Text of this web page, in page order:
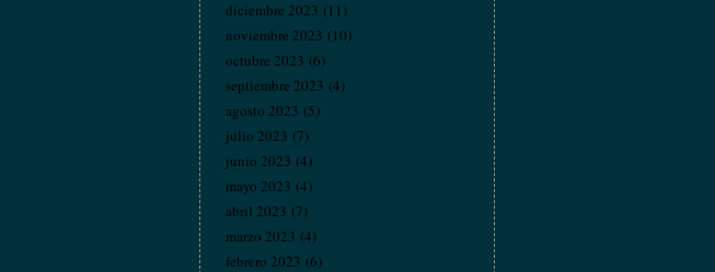
diciembre 2023 (11)
noviembre 2023 (10)
octubre 2023 (6)
septiembre 2023 (4)
agosto 2023 (5)
julio 2023 (7)
junio 2023 (4)
mayo 2023 (4)
abril 2023 (7)
marzo 2023 (4)
febrero 2023 (6)